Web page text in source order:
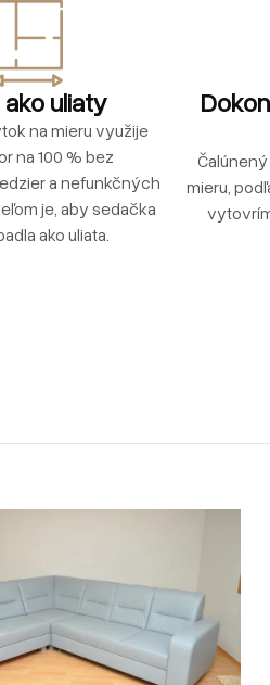
uliaty
na mieru využije
na 100 % bez
a nefunkčných
je, aby sedačka
ako uliata.
mieru,